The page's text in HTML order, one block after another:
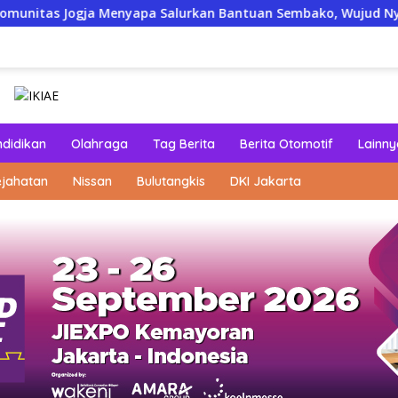
Salurkan Bantuan Sembako, Wujud Nyata
Olahraga Tag Berita Berita Otomotif
Nissan Bulutangkis DKI Jakarta